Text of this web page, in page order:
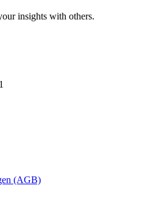
insights with others.
(AGB)